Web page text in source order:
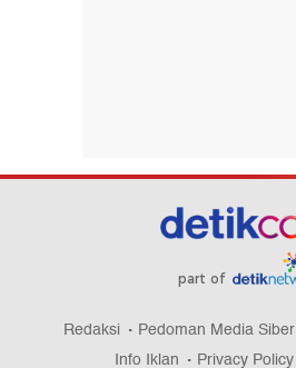
part of
Redaksi Pedoman Media Siber
Info Iklan
Privacy Policy